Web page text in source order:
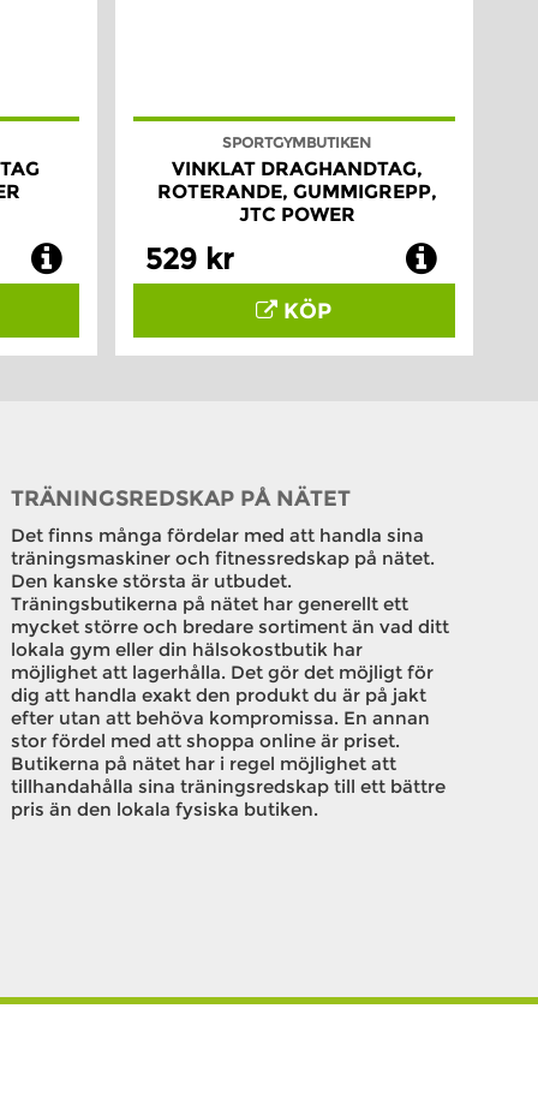
SPORTGYMBUTIKEN
VINKLAT DRAGHANDTAG,
ROTERANDE, GUMMIGREPP,
JTC POWER
529 kr
KÖP
TRÄNINGSREDSKAP PÅ NÄTET
Det finns många fördelar med att handla sina
träningsmaskiner och fitnessredskap på nätet.
Den kanske största är utbudet.
Träningsbutikerna på nätet har generellt ett
mycket större och bredare sortiment än vad ditt
lokala gym eller din hälsokostbutik har
möjlighet att lagerhålla. Det gör det möjligt för
dig att handla exakt den produkt du är på jakt
efter utan att behöva kompromissa. En annan
stor fördel med att shoppa online är priset.
Butikerna på nätet har i regel möjlighet att
tillhandahålla sina träningsredskap till ett bättre
pris än den lokala fysiska butiken.